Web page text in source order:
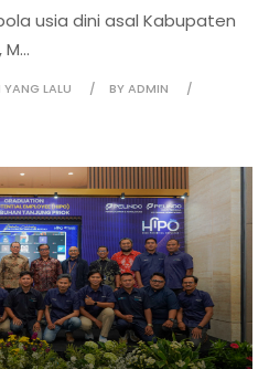
usia dini asal Kabupaten
LALU
BY ADMIN